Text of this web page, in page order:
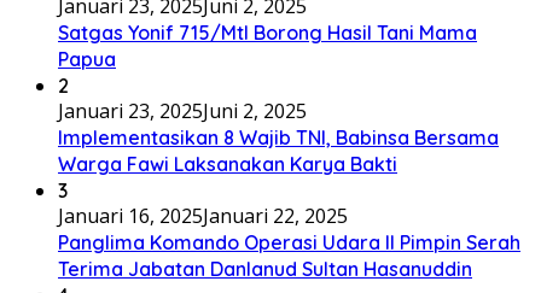
Januari 23, 2025Juni 2, 2025
Satgas Yonif 715/Mtl Borong Hasil Tani Mama
Papua
2
Januari 23, 2025Juni 2, 2025
Implementasikan 8 Wajib TNI, Babinsa Bersama
Warga Fawi Laksanakan Karya Bakti
3
Januari 16, 2025Januari 22, 2025
Panglima Komando Operasi Udara II Pimpin Serah
Terima Jabatan Danlanud Sultan Hasanuddin